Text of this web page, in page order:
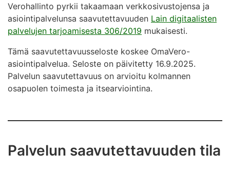
Verohallinto pyrkii takaamaan verkkosivustojensa ja
asiointipalvelunsa saavutettavuuden Lain digitaalisten
palvelujen tarjoamisesta 306/2019 mukaisesti.
Tämä saavutettavuusseloste koskee OmaVero-
asiointipalvelua. Seloste on päivitetty 16.9.2025.
Palvelun saavutettavuus on arvioitu kolmannen
osapuolen toimesta ja itsearviointina.
Palvelun saavutettavuuden tila